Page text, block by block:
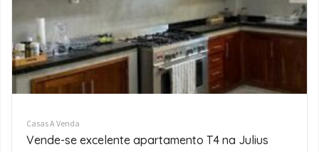
Casas A Venda
Vende-se Moradia Tipo 3 no Condomínio